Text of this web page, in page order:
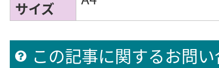
サイズ
この記事に関するお問